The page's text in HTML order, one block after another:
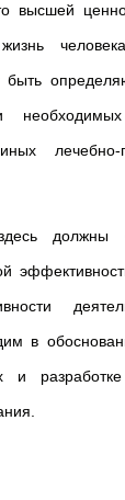
высшей
быть
лечебно-
должны
в
и